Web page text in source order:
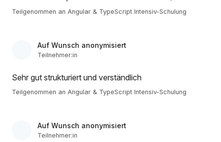
Teilgenommen an Angular & TypeScript Intensiv-Schulung
Auf Wunsch anonymisiert
Teilnehmer:in
Sehr gut strukturiert und verständlich
Teilgenommen an Angular & TypeScript Intensiv-Schulung
Auf Wunsch anonymisiert
Teilnehmer:in